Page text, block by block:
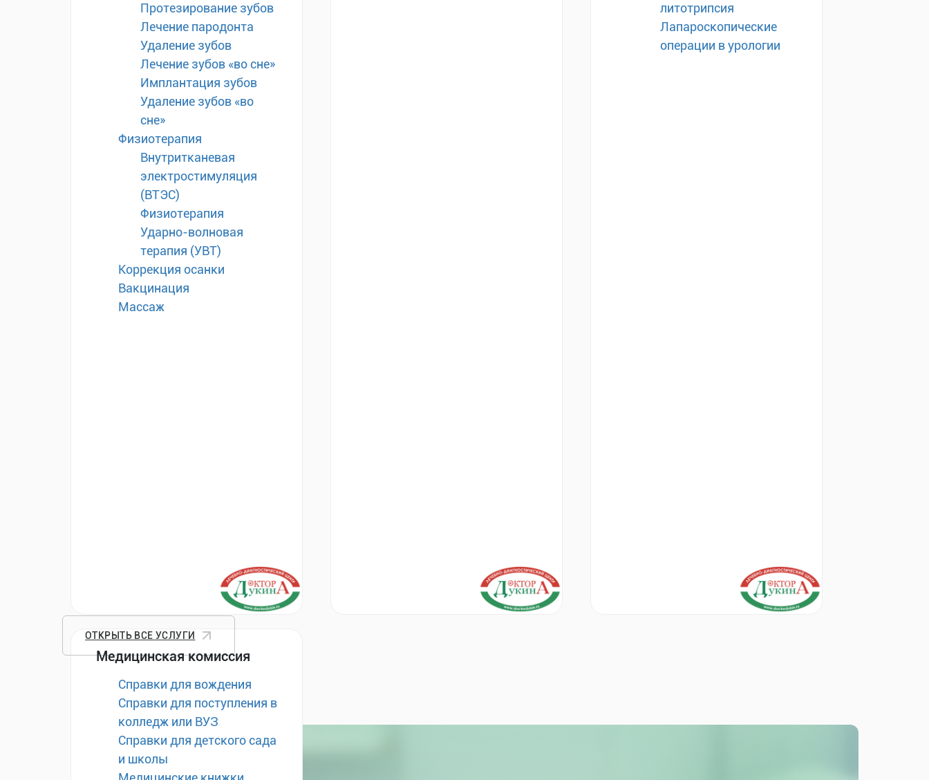
Протезирование зубов
Лечение пародонта
Удаление зубов
Лечение зубов «во сне»
Имплантация зубов
Удаление зубов «во
сне»
Физиотерапия
Внутритканевая
электростимуляция
(ВТЭС)
Физиотерапия
Ударно-волновая
терапия (УВТ)
Коррекция осанки
Вакцинация
Массаж
литотрипсия
Лапароскопические
операции в урологии
Медицинская комиссия
Справки для вождения
Справки для поступления в
колледж или ВУЗ
Справки для детского сада
и школы
ОТКРЫТЬ ВСЕ УСЛУГИ